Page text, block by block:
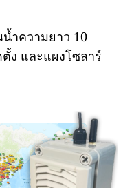
ำความยาว 10
ง และแผงโซลาร์